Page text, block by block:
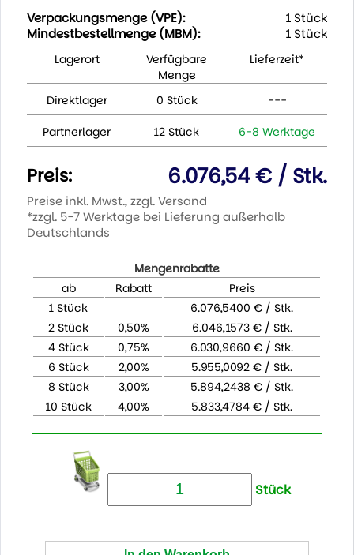
Verpackungsmenge (VPE):
1 Stück
Mindestbestellmenge (MBM):
1 Stück
Lagerort
Verfügbare
Menge
Lieferzeit*
Direktlager 0 Stück ---
Partnerlager 12 Stück 6-8 Werktage
Preis: 6.076,54 € / Stk.
Preise inkl. Mwst., zzgl. Versand
*zzgl. 5-7 Werktage bei Lieferung außerhalb
Deutschlands
Mengenrabatte
ab
Rabatt
Preis
1 Stück
6.076,5400 € / Stk.
2 Stück
0,50%
6.046,1573 € / Stk.
4 Stück
0,75%
6.030,9660 € / Stk.
6 Stück
2,00%
5.955,0092 € / Stk.
8 Stück
3,00%
5.894,2438 € / Stk.
10 Stück
4,00% 5.833,4784 € / Stk.
Stück